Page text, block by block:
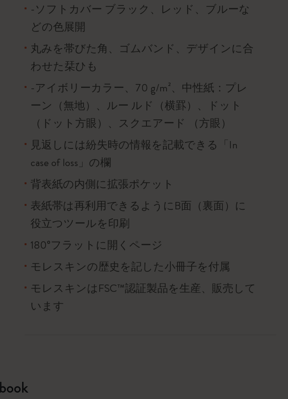
-ソフトカバー ブラック、レッド、ブルーな
どの色展開
丸みを帯びた角、ゴムバンド、デザインに合
わせた栞ひも
-アイボリーカラー、70 g/m²、中性紙：プレ
ーン（無地）、ルー ルド（横罫）、ドット
（ドット方眼）、スクエアード （方眼）
見返しには紛失時の情報を記載できる「In
case of loss」の欄
背表紙の内側に拡張ポケット
表紙帯は再利用できるようにB面（裏面）に
役立つツールを印刷
180°フラットに開くページ
モレスキンの歴史を記した小冊子を付属
モレスキンはFSC™認証製品を生産、販売して
います